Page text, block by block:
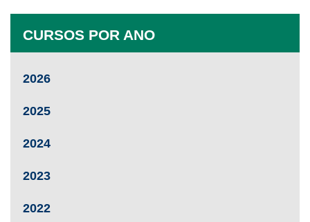
CURSOS POR ANO
2026
2025
2024
2023
2022